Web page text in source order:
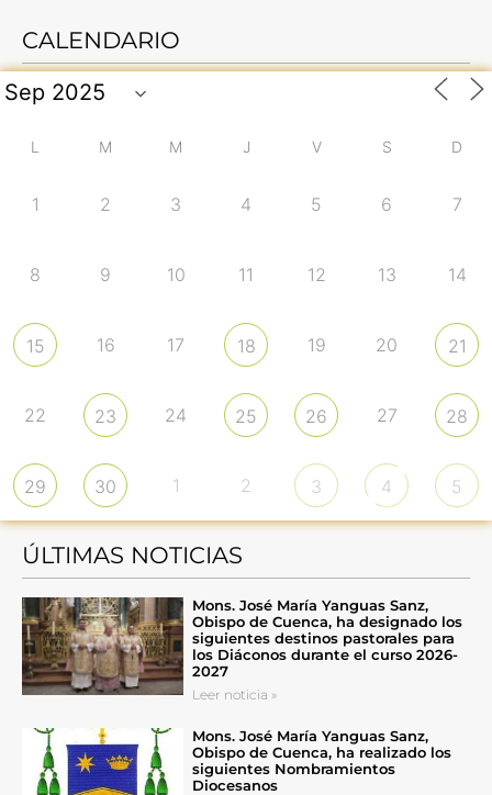
CALENDARIO
L M M J V S D
1 2 3 4 5 6 7
8 9 10 11 12 13 14
15 16 17 18 19 20 21
22 23 24 25 26 27 28
29 30 1 2 3 4 5
ÚLTIMAS NOTICIAS
Mons. José María Yanguas Sanz,
Obispo de Cuenca, ha designado los
siguientes destinos pastorales para
los Diáconos durante el curso 2026-
2027
Leer noticia »
Mons. José María Yanguas Sanz,
Obispo de Cuenca, ha realizado los
siguientes Nombramientos
Diocesanos